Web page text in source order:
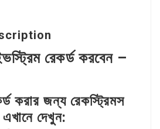
রেকর্ড করবেন –
করার জন্য রেকস্ট্রিমস
দেখুন: